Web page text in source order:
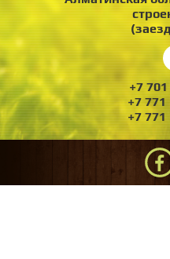
+7
+7 771
+7 771